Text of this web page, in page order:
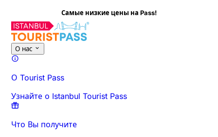
цены на Pass!
О нас
О Tourist Pass
Узнайте о Istanbul Tourist Pass
Что Вы получите
Время и продолжительность